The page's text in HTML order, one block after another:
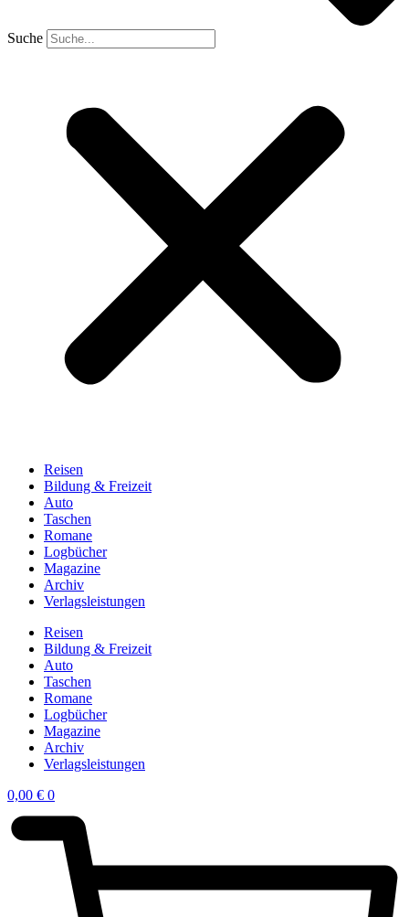
Suche
Reisen
Bildung & Freizeit
Auto
Taschen
Romane
Logbücher
Magazine
Archiv
Verlagsleistungen
Reisen
Bildung & Freizeit
Auto
Taschen
Romane
Logbücher
Magazine
Archiv
Verlagsleistungen
0,00 € 0